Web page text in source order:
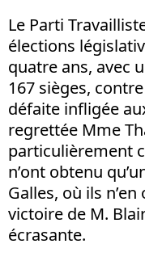
Le Parti
élections
quatre ans, avec
167 sièges,
défaite infligée
regrettée Mme
particulièrement
n’ont obtenu
Galles, où ils
victoire de M.
écrasante.